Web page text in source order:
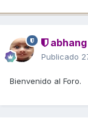
abhang
Publicado
Bienvenido al Foro.